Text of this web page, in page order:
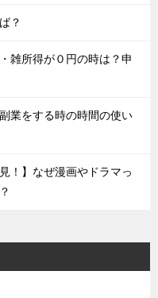
？
雑所得が０円の時は？申
業をする時の時間の使い
！】なぜ漫画やドラマっ